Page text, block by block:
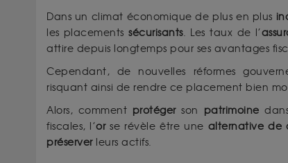
Dans un climat économique de plus en plus
les placementssécurisants. Les taux de l’
attire depuis longtemps pour ses avantages
Cependant, de nouvelles réformes
risquant ainsi de rendre ce placement bien
Alors, comment protégerson patrimoine
fiscales, l’orse révèle être une alternative de
préserverleurs actifs.